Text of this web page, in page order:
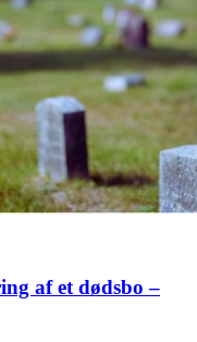
af et dødsbo –